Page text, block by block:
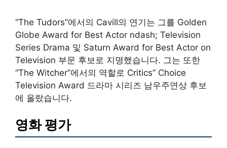
“The Tudors”에서의 Cavill의 연기는 그를 Golden
Globe Award for Best Actor ndash; Television
Series Drama 및 Saturn Award for Best Actor on
Television 부문 후보로 지명했습니다. 그는 또한
“The Witcher”에서의 역할로 Critics” Choice
Television Award 드라마 시리즈 남우주연상 후보
에 올랐습니다.
영화 평가